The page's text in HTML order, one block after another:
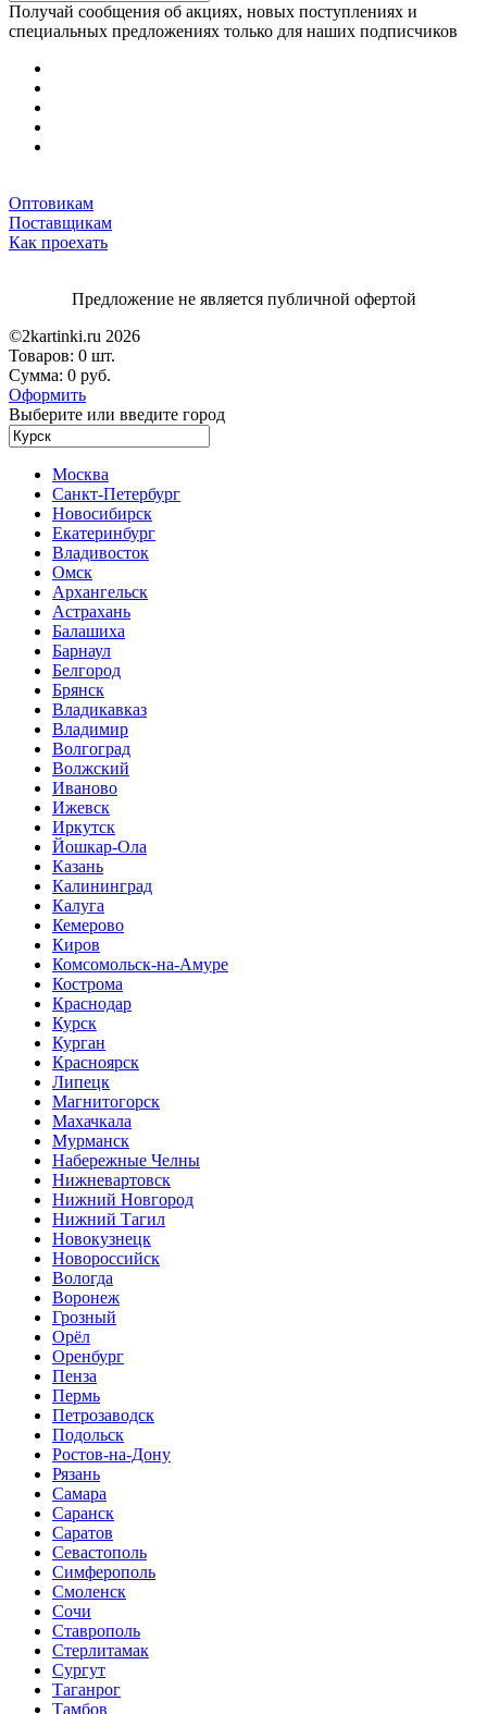
Получай сообщения об акциях, новых поступлениях и
специальных предложениях только для наших подписчиков
Оптовикам
Поставщикам
Как проехать
Предложение не является публичной офертой
©2kartinki.ru 2026
Товаров: 0 шт.
Сумма: 0 руб.
Оформить
Выберите или введите город
Москва
Санкт-Петербург
Новосибирск
Екатеринбург
Владивосток
Омск
Архангельск
Астрахань
Балашиха
Барнаул
Белгород
Брянск
Владикавказ
Владимир
Волгоград
Волжский
Иваново
Ижевск
Иркутск
Йошкар-Ола
Казань
Калининград
Калуга
Кемерово
Киров
Комсомольск-на-Амуре
Кострома
Краснодар
Курск
Курган
Красноярск
Липецк
Магнитогорск
Махачкала
Мурманск
Набережные Челны
Нижневартовск
Нижний Новгород
Нижний Тагил
Новокузнецк
Новороссийск
Вологда
Воронеж
Грозный
Орёл
Оренбург
Пенза
Пермь
Петрозаводск
Подольск
Ростов-на-Дону
Рязань
Самара
Саранск
Саратов
Севастополь
Симферополь
Смоленск
Сочи
Ставрополь
Стерлитамак
Сургут
Таганрог
Тамбов